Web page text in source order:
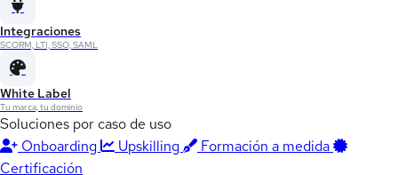
Integraciones
SCORM, LTI, SSO, SAML
White Label
Tu marca, tu dominio
Soluciones por caso de uso
Onboarding
Upskilling
Formación a medida
Certificación